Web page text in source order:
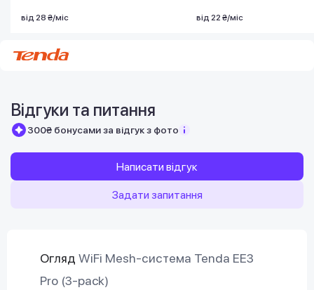
від 28 ₴/міс від 22 ₴/міс
Відгуки та питання
300₴ бонусами за відгук з фото
Написати відгук
Задати запитання
Огляд WiFi Mesh-система Tenda EE3
Pro (3-pack)